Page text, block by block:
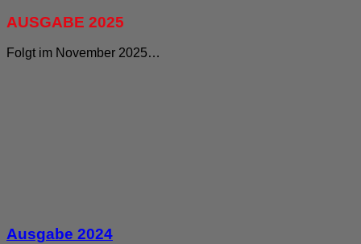
AUSGABE 2025
Folgt im November 2025…
Ausgabe 2024